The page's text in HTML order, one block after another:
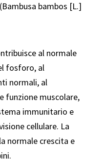
bambos [L.]
al normale
fosforo, al
normali, al
funzione muscolare,
immunitario e
cellulare. La
normale crescita e